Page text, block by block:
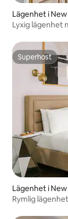
Lägenhet i
Lyxig lägenhet
Superhost
Superhost
Lägenhet i
Rymlig